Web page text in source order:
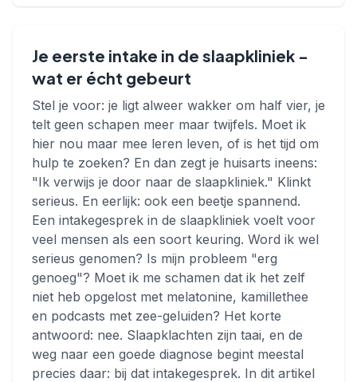
Je eerste intake in de slaapkliniek -
wat er écht gebeurt
Stel je voor: je ligt alweer wakker om half vier, je
telt geen schapen meer maar twijfels. Moet ik
hier nou maar mee leren leven, of is het tijd om
hulp te zoeken? En dan zegt je huisarts ineens:
"Ik verwijs je door naar de slaapkliniek." Klinkt
serieus. En eerlijk: ook een beetje spannend.
Een intakegesprek in de slaapkliniek voelt voor
veel mensen als een soort keuring. Word ik wel
serieus genomen? Is mijn probleem "erg
genoeg"? Moet ik me schamen dat ik het zelf
niet heb opgelost met melatonine, kamillethee
en podcasts met zee-geluiden? Het korte
antwoord: nee. Slaapklachten zijn taai, en de
weg naar een goede diagnose begint meestal
precies daar: bij dat intakegesprek. In dit artikel